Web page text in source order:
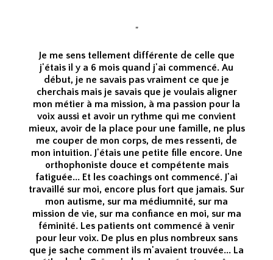
"
Je me sens tellement différente de celle que
j'étais il y a 6 mois quand j'ai commencé. Au
début, je ne savais pas vraiment ce que je
cherchais mais je savais que je voulais aligner
mon métier à ma mission, à ma passion pour la
voix aussi et avoir un rythme qui me convient
mieux, avoir de la place pour une famille, ne plus
me couper de mon corps, de mes ressenti, de
mon intuition. J'étais une petite fille encore. Une
orthophoniste douce et compétente mais
fatiguée... Et les coachings ont commencé. J'ai
travaillé sur moi, encore plus fort que jamais. Sur
mon autisme, sur ma médiumnité, sur ma
mission de vie, sur ma confiance en moi, sur ma
féminité. Les patients ont commencé à venir
pour leur voix. De plus en plus nombreux sans
que je sache comment ils m'avaient trouvée... La